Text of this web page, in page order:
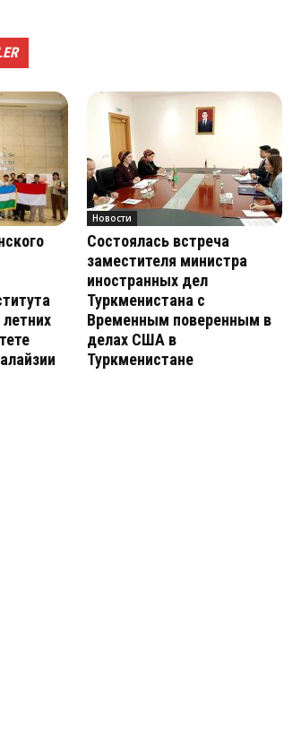
Новости
Состоялась встреча
заместителя министра
иностранных дел
Туркменистана с
Временным поверенным в
делах США в
Туркменистане